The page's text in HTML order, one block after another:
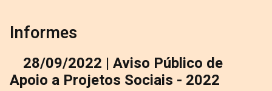
Informes
28/09/2022 | Aviso Público de
Apoio a Projetos Sociais - 2022